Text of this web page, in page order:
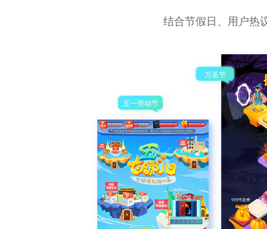
结合节假日、用户热
五一劳动节
万圣节